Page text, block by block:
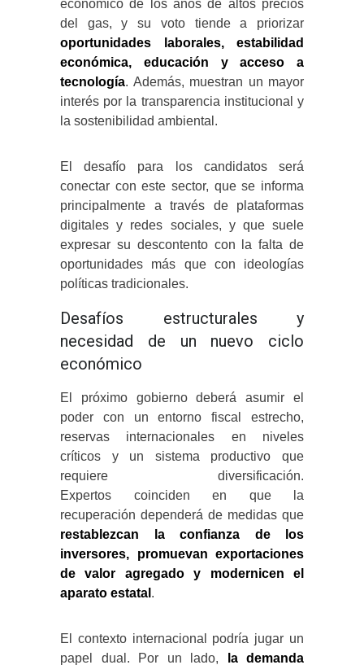
económico de los años de altos precios
del gas, y su voto tiende a priorizar
oportunidades laborales, estabilidad
económica, educación y acceso a
tecnología. Además, muestran un mayor
interés por la transparencia institucional y
la sostenibilidad ambiental.
El desafío para los candidatos será
conectar con este sector, que se informa
principalmente a través de plataformas
digitales y redes sociales, y que suele
expresar su descontento con la falta de
oportunidades más que con ideologías
políticas tradicionales.
Desafíos estructurales y
necesidad de un nuevo ciclo
económico
El próximo gobierno deberá asumir el
poder con un entorno fiscal estrecho,
reservas internacionales en niveles
críticos y un sistema productivo que
requiere diversificación.
Expertos coinciden en que la
recuperación dependerá de medidas que
restablezcan la confianza de los
inversores, promuevan exportaciones
de valor agregado y modernicen el
aparato estatal .
El contexto internacional podría jugar un
papel dual. Por un lado,
la demanda